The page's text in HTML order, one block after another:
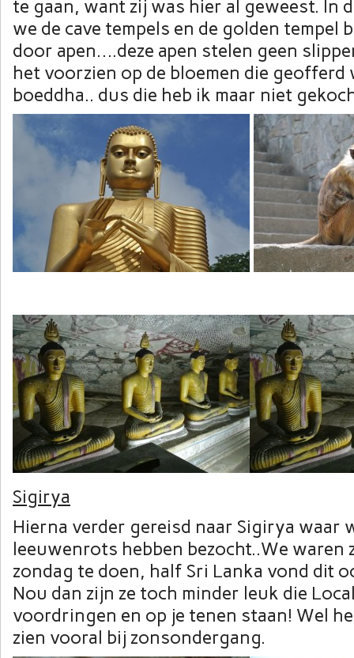
te gaan, want zij was hier al geweest. In
we de cave tempels en de golden tempel
door apen….deze apen stelen geen
het voorzien op de bloemen die geofferd
boeddha.. dus die heb ik maar niet
Sigirya
Hierna verder gereisd naar Sigirya waar
leeuwenrots hebben bezocht..We waren
zondag te doen, half Sri Lanka vond dit
Nou dan zijn ze toch minder leuk die
voordringen en op je tenen staan! Wel
zien vooral bij zonsondergang.